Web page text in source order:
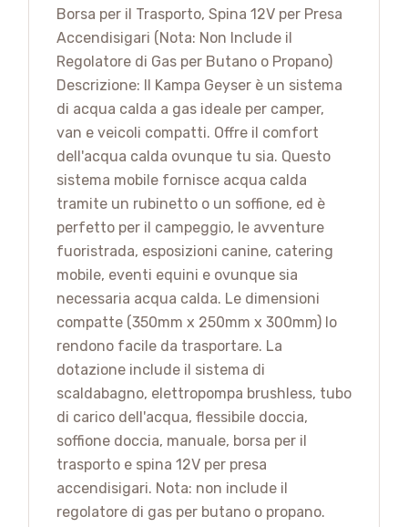
Borsa per il Trasporto, Spina 12V per Presa
Accendisigari (Nota: Non Include il
Regolatore di Gas per Butano o Propano)
Descrizione: Il Kampa Geyser è un sistema
di acqua calda a gas ideale per camper,
van e veicoli compatti. Offre il comfort
dell'acqua calda ovunque tu sia. Questo
sistema mobile fornisce acqua calda
tramite un rubinetto o un soffione, ed è
perfetto per il campeggio, le avventure
fuoristrada, esposizioni canine, catering
mobile, eventi equini e ovunque sia
necessaria acqua calda. Le dimensioni
compatte (350mm x 250mm x 300mm) lo
rendono facile da trasportare. La
dotazione include il sistema di
scaldabagno, elettropompa brushless, tubo
di carico dell'acqua, flessibile doccia,
soffione doccia, manuale, borsa per il
trasporto e spina 12V per presa
accendisigari. Nota: non include il
regolatore di gas per butano o propano.